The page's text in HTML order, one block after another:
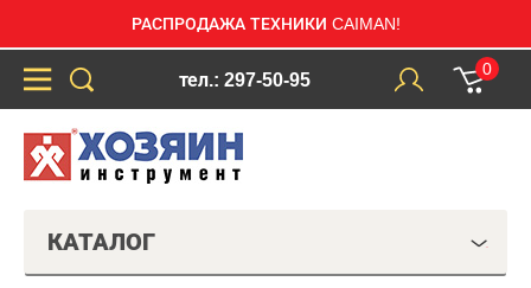
РАСПРОДАЖА ТЕХНИКИ CAIMAN!
тел.: 297-50-95
0
КАТАЛОГ